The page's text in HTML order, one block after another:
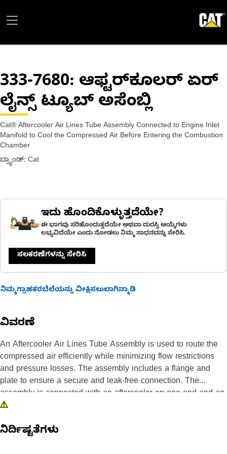
333-7680: ಆಫ್ಟರ್‌ಕೂಲರ್ ಏರ್
ಲೈನ್ಸ್ ಟ್ಯೂಬ್ ಅಸೆಂಬ್ಲಿ
Cat® Aftercooler Air Lines Tube Assembly Connected to Engine Inlet
Manifold to Cool the Compressed Air Before Entering the Combustion
Chamber
ಬ್ರ್ಯಾಂಡ್: Cat
ಇದು ಹೊಂದಿಕೊಳ್ಳುತ್ತದೆಯೇ?
ಈ ಭಾಗವು ಸರಿಹೊಂದುತ್ತದೆಯೇ ಅಥವಾ ದುರಸ್ತಿ ಆಯ್ಕೆಗಳು
ಲಭ್ಯವಿದೆಯೇ ಎಂದು ನೋಡಲು ನಿಮ್ಮ ಸಾಧನವನ್ನು ಸೇರಿಸಿ.
ಸಲಕರಣೆಗಳನ್ನು ಸೇರಿಸಿ
ನಿಮ್ಮಗ್ರಾಹಕರಬೆಲೆಯನ್ನು ವೀಕ್ಷಿಸಲುಲಾಗಿನ್ಮಾಡಿ
ವಿವರಣೆ
An Aftercooler Air Lines Tube Assembly is used to route the
compressed air efficiently while minimizing flow restrictions
and pressure losses. The assembly includes a flange and
plate to ensure a secure and leak-free connection. The
assembly is connected with an aftercooler on one end and an
engine inlet manifold on the other end ensuring maximum
ನಿರ್ದಿಷ್ಟತೆಗಳು